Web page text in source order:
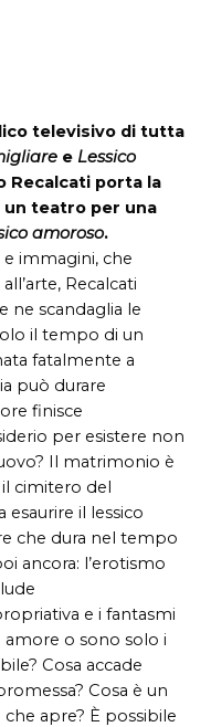
televisivo di tutta
e Lessico
Recalcati porta la
un teatro per una
amoroso.
immagini, che
Recalcati
ne scandaglia le
il tempo di un
fatalmente a
può durare
finisce
per esistere non
Il matrimonio è
cimitero del
esaurire il lessico
che dura nel tempo
ancora: l’erotismo
e i fantasmi
amore o sono solo i
Cosa accade
Cosa è un
apre? È possibile